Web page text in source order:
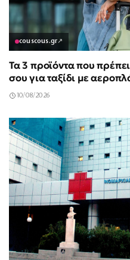
couscous.gr↗
Τα 3 προϊόντα που
σου για ταξίδι με
10/08/2026